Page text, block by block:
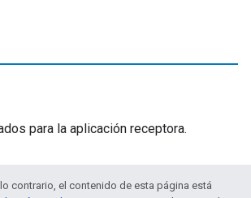
para la aplicación receptora.
contrario, el contenido de esta página está